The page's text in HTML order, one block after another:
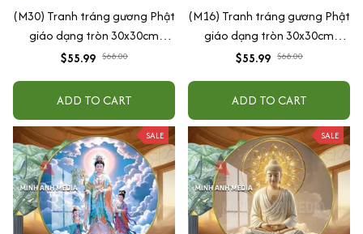
(M30) Tranh tráng gương Phật
giáo dạng tròn 30x30cm
(Tặng đế để bàn)
$55.99 $68.00
ADD TO CART
(M16) Tranh tráng gương Phật
giáo dạng tròn 30x30cm
(Tặng đế để bàn)
$55.99 $68.00
ADD TO CART
SALE SALE